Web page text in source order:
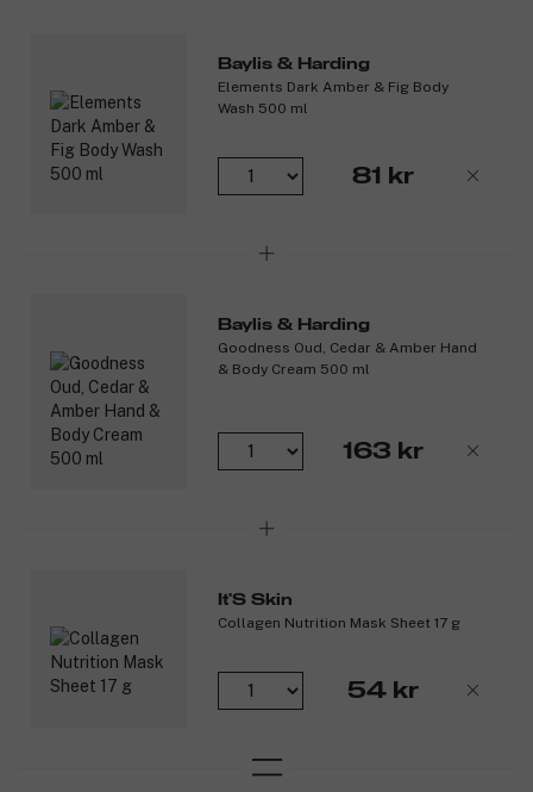
Baylis & Harding
Elements Dark Amber & Fig Body
Wash 500 ml
81 kr
Baylis & Harding
Goodness Oud, Cedar & Amber Hand
& Body Cream 500 ml
163 kr
It'S Skin
Collagen Nutrition Mask Sheet 17 g
54 kr